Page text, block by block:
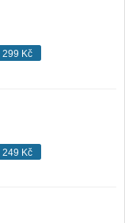
299 Kč
249 Kč